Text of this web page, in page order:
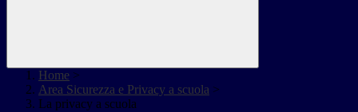
Home >
Area Sicurezza e Privacy a scuola >
La privacy a scuola